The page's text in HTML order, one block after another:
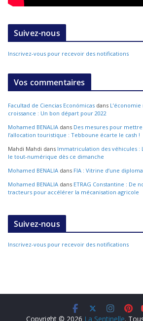
Suivez-nous
Inscrivez-vous pour recevoir des notifications
Vos commentaires
Facultad de Ciencias Económicas dans
croissance : Un bon départ pour 2022
Mohamed BENALIA dans Des mesures pour
l’allocation touristique : Tebboune écarte le cash !
Mahdi Mahdi dans Immatriculation des véhicules :
le tout-numérique dès ce dimanche
Mohamed BENALIA dans FIA : Vitrine d’une
Mohamed BENALIA dans ETRAG Constantine : De
tracteurs pour accélérer la mécanisation agricole
Suivez-nous
Inscrivez-vous pour recevoir des notifications
Copyright © 2026 La Sentinelle.